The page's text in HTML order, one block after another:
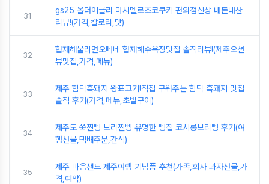
31
gs25 올더어글리 마시멜로초코쿠키 편의점신상 내돈내산
리뷰!(가격,칼로리,맛)
32
협재해물라면오빠네 협재해수욕장맛집 솔직리뷰!(제주오션
뷰맛집,가격,메뉴)
33
제주 함덕흑돼지 왕표고기!직접 구워주는 함덕 흑돼지 맛집
솔직 후기(가격,메뉴,초벌구이)
34
제주도 쑥찐빵 보리찐빵 유명한 빵집 코시롱보리빵 후기(여
행선물,택배주문,간식)
35
제주 마음샌드 제주여행 기념품 추천(가족,회사 과자선물,가
격,예약)